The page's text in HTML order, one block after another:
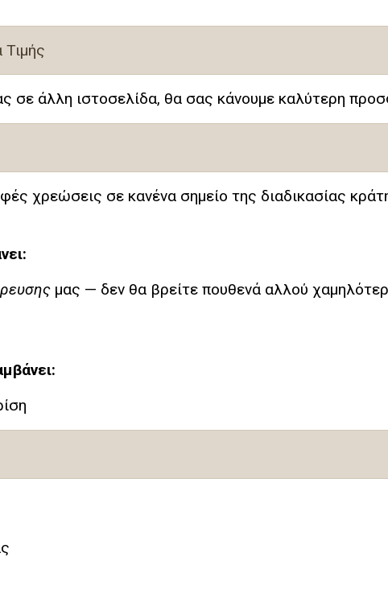
σε άλλη ιστοσελίδα, θα σας κάνουμε καλύτερη
χρεώσεις σε κανένα σημείο της διαδικασίας
μας — δεν θα βρείτε πουθενά αλλού